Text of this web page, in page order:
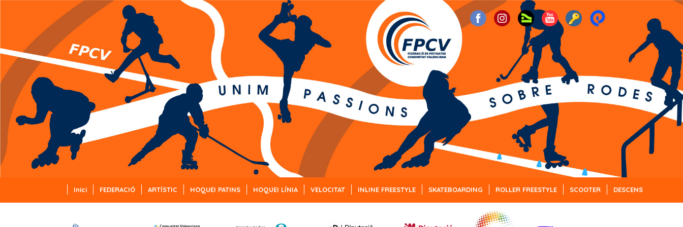
Inici FEDERACIÓ ARTÍSTIC HOQUEI PATINS HOQUEI LÍNIA VELOCITAT INLINE FREESTYLE SKATEBOARDING ROLLER FREESTYLE SCOOTER DESCENS